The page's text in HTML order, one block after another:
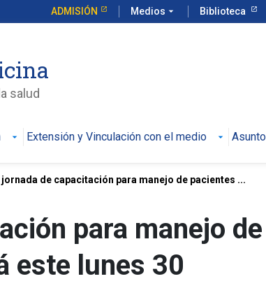
ADMISIÓN Medios arrow_drop_down Biblioteca
salud
Extensión y Vinculación con el medio
de capacitación para manejo de pacientes ...
para manejo de
este lunes 30